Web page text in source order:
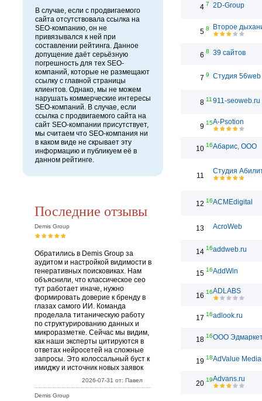
В случае, если с продвигаемого
сайта отсутствовала ссылка на
SEO-компанию, он не
привязывался к ней при
составлении рейтинга. Данное
допущение даёт серьёзную
погрешность для тех SEO-
компаний, которые не размещают
ссылку с главной страницы
клиентов. Однако, мы не можем
нарушать коммерческие интересы
SEO-компаний. В случае, если
ссылка с продвигаемого сайта на
сайт SEO-компании присутствует,
мы считаем что SEO-компания ни
в каком виде не скрывает эту
информацию и публикуем её в
данном рейтинге.
Последние отзывы
Demis Group
Обратились в Demis Group за
аудитом и настройкой видимости в
генеративных поисковиках. Нам
объяснили, что классическое сео
тут работает иначе, нужно
формировать доверие к бренду в
глазах самого ИИ. Команда
проделала титаническую работу
по структурированию данных и
микроразметке. Сейчас мы видим,
как наши эксперты цитируются в
ответах нейросетей на сложные
запросы. Это колоссальный буст к
имиджу и источник новых заявок
2026-07-31 от: Павел
Demis Group
4 7 2D-Group
5 8 Второе
6 8 39 сайтов
7 9 Студия 56web
8 11 911-seoweb.ru
9 15A-Psotion
10 16Абарис, ООО
11
Студия
12 16ACMEdigital
13 AcroWeb
14 16addweb.ru
15 16AddWin
16 16ADLABS
17 16adlook.ru
18 16ООО
19 18AdValue Media
20 19Advans.ru